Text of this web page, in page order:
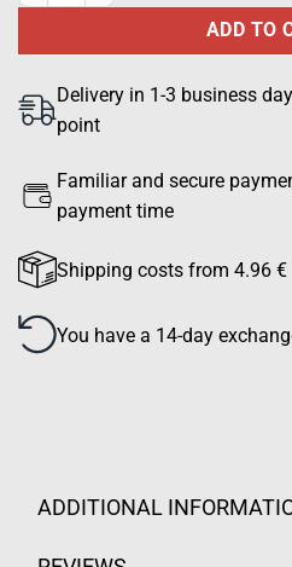
ADD TO
Delivery in 1-3 business
point
Familiar and secure
payment time
Shipping costs from 4.96 €
You have a 14-day
ADDITIONAL